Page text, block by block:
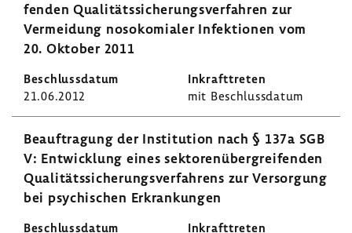
fenden Quali­täts­si­che­rungs­ver­fahren zur
Vermei­dung noso­ko­mialer Infek­tionen vom
20. Oktober 2011
21.06.2012 mit Beschluss­datum
Beauf­tra­gung der Insti­tu­tion nach § 137a SGB
V: Entwick­lung eines sekto­ren­über­grei­fenden
Quali­täts­si­che­rungs­ver­fah­rens zur Versor­gung
bei psychi­schen Erkran­kungen